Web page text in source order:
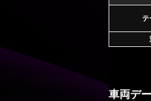
テ
車両デ